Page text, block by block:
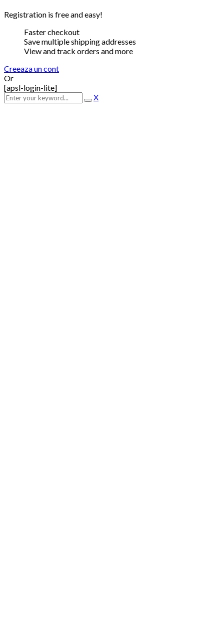
Registration is free and easy!
Faster checkout
Save multiple shipping addresses
View and track orders and more
Creeaza un cont
Or
[apsl-login-lite]
X